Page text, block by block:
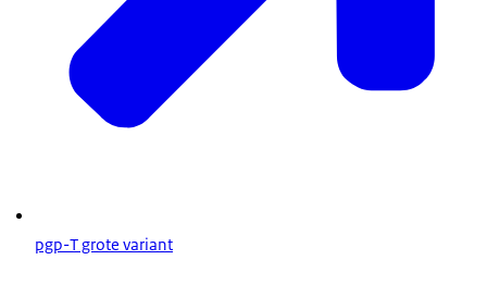
pgp-T grote variant